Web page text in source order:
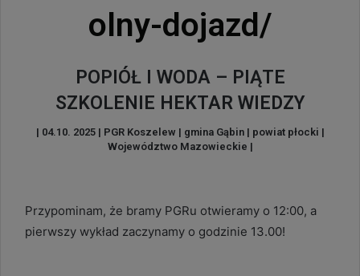
olny-dojazd/
POPIÓŁ I WODA – PIĄTE
SZKOLENIE HEKTAR WIEDZY
| 04.10. 2025 | PGR Koszelew | gmina Gąbin | powiat płocki |
Województwo Mazowieckie |
Przypominam, że bramy PGRu otwieramy o 12:00, a
pierwszy wykład zaczynamy o godzinie 13.00!